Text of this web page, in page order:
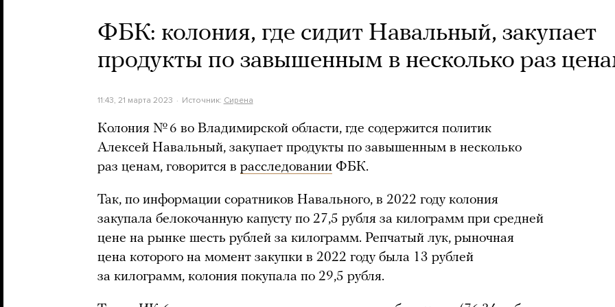
ФБК: колония, где сидит Навальный, закупает
продукты по завышенным в несколько раз
11:43, 21 марта 2023 Источник: Сирена
Колония № 6 во Владимирской области, где содержится политик
Алексей Навальный, закупает продукты по завышенным в несколько
раз ценам, говорится в расследовании ФБК.
Так, по информации соратников Навального, в 2022 году колония
закупала белокочанную капусту по 27,5 рубля за килограмм при средней
цене на рынке шесть рублей за килограмм. Репчатый лук, рыночная
цена которого на момент закупки в 2022 году была 13 рублей
за килограмм, колония покупала по 29,5 рубля.